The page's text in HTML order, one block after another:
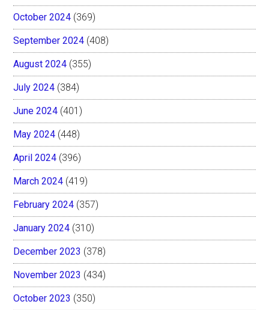
October 2024 (369)
September 2024 (408)
August 2024 (355)
July 2024 (384)
June 2024 (401)
May 2024 (448)
April 2024 (396)
March 2024 (419)
February 2024 (357)
January 2024 (310)
December 2023 (378)
November 2023 (434)
October 2023 (350)